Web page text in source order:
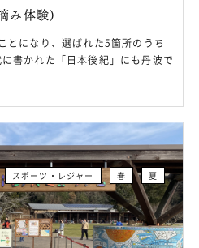
み体験)
とになり、選ばれた5箇所のうち
書かれた「日本後紀」にも丹波で
スポーツ・レジャー 春 夏